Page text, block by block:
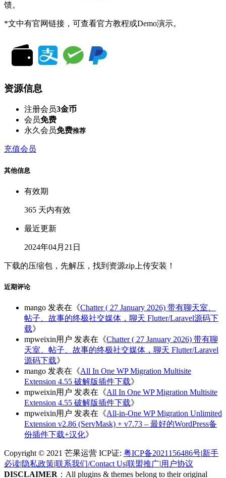
馈。
*文中有官网链接，可查看官方教程或Demo演示。
资源信息
注册会员3金币
会员免费
永久会员免费推荐
充值会员
其他信息
有效期
365 天内有效
最近更新
2024年04月21日
下载的压缩包，先解压，找到资源zip上传安装！
近期评论
mango 发表在《Chatter ( 27 January 2026) 带有聊天室、
帖子、故事的终极社交媒体，聊天 Flutter/Laravel源码下
载》
mpweixin用户 发表在《Chatter ( 27 January 2026) 带有聊
天室、帖子、故事的终极社交媒体，聊天 Flutter/Laravel
源码下载》
mango 发表在《All In One WP Migration Multisite
Extension 4.55 破解版插件下载》
mpweixin用户 发表在《All In One WP Migration Multisite
Extension 4.55 破解版插件下载》
mpweixin用户 发表在《All-in-One WP Migration Unlimited
Extension v2.86 (ServMask) + v7.73 – 最好的WordPress备
份插件下载+汉化》
Copyright © 2021 芒果运营 ICP证: 粤ICP备2021156486号|新手
必读|隐私政策|联系我们/Contact Us|联盟推广|用户协议
DISCLAIMER ：All plugins & themes belong to their original